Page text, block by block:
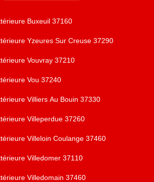
Buxeuil 37160
Yzeures Sur Creuse 37290
Vouvray 37210
Vou 37240
Villiers Au Bouin 37330
Villeperdue 37260
Villeloin Coulange 37460
Villedomer 37110
Villedomain 37460